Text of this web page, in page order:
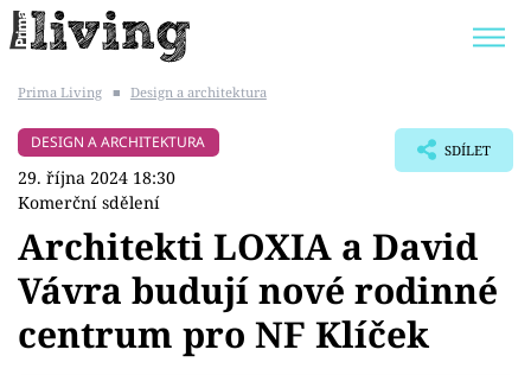
BYDLENÍ SLAVNÝCH
ZAHRADA
Témata
Bydlení
Prima Living ■ Design a architektura
DESIGN A ARCHITEKTURA
29. října 2024 18:30
Komerční sdělení
SDÍLET
Architekti LOXIA a David
Vávra budují nové rodinné
centrum pro NF Klíček